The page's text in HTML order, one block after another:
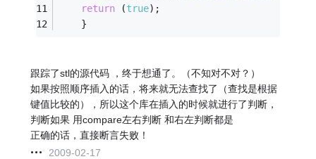
return (true);
	}
跟踪了stl的源代码 ，终于想通了。（不知对不对？）
如果按照顺序插入的话，将来就无法查找了（查找是根据
键值比较的），所以这个库在插入的时候就进行了判断，
判断如果 用compare左右判断 和右左判断都是
正确的话，直接断言失败！
2009-02-17